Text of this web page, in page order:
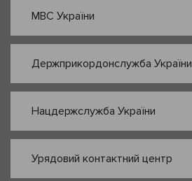
МВС України
Держприкордонслужба України
Нацдержслужба України
Урядовий контактний центр